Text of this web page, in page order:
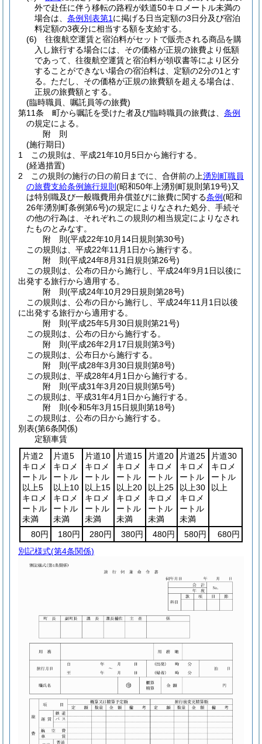
外で赴任に伴う移転の路程が鉄道50キロメートル未満の
場合は、 条例別表第1 に掲げる日当定額の3日分及び宿泊
料定額の3夜分に相当する額を支給する。
(6)
往復航空運賃と宿泊料がセットで販売される商品を購
入し旅行する場合には、その価格が正規の旅費より低額
であって、往復航空運賃と宿泊料が領収書等により区分
することができない場合の宿泊料は、定額の2分の1とす
る。 ただし、その価格が正規の旅費額を超える場合は、
正規の旅費額とする。
(臨時職員、嘱託員等の旅費)
第11条
町から嘱託を受けた者及び臨時職員の旅費は、 条例
の規定による。
附 則
(施行期日)
1
この規則は、平成21年10月5日から施行する。
(経過措置)
2
この規則の施行の日の前日までに、合併前の上湧別町職員
の旅費支給条例施行規則 (昭和50年上湧別町規則第19号)又
は特別職及び一般職費用弁償並びに旅費に関する条例(昭和
26年湧別町条例第6号)の規定によりなされた処分、手続そ
の他の行為は、それぞれこの規則の相当規定によりなされ
たものとみなす。
附 則(平成22年10月14日規則第30号)
この規則は、平成22年11月1日から施行する。
附 則(平成24年8月31日規則第26号)
この規則は、公布の日から施行し、平成24年9月1日以後に
出発する旅行から適用する。
附 則(平成24年10月29日規則第28号)
この規則は、公布の日から施行し、平成24年11月1日以後
に出発する旅行から適用する。
附 則(平成25年5月30日規則第21号)
この規則は、公布の日から施行する。
附 則(平成26年2月17日規則第3号)
この規則は、公布日から施行する。
附 則(平成28年3月30日規則第8号)
この規則は、平成28年4月1日から施行する。
附 則(平成31年3月20日規則第5号)
この規則は、平成31年4月1日から施行する。
附 則(令和5年3月15日規則第18号)
この規則は、公布の日から施行する。
別表(第6条関係)
定額車賃
片道2
キロメ
ートル
以上5
キロメ
ートル
未満
片道5
キロメ
ートル
以上10
キロメ
ートル
未満
片道10
キロメ
ートル
以上15
キロメ
ートル
未満
片道15
キロメ
ートル
以上20
キロメ
ートル
未満
片道20
キロメ
ートル
以上25
キロメ
ートル
未満
片道25
キロメ
ートル
以上30
キロメ
ートル
未満
片道30
キロメ
ートル
以上
80円 180円 280円 380円 480円 580円
680円
別記様式(第4条関係)